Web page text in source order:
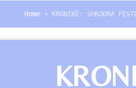
Home » KRONIKË: SHKODRA